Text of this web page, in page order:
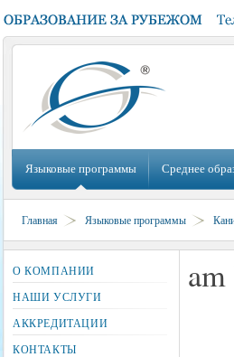
Языковые программы Среднее
Главная Языковые программы
О КОМПАНИИ
НАШИ УСЛУГИ
АККРЕДИТАЦИИ
КОНТАКТЫ